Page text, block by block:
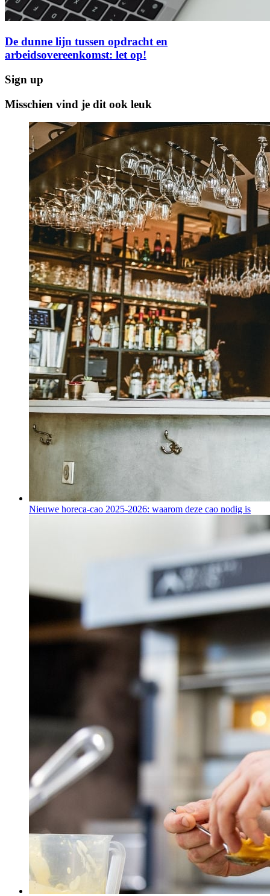
De dunne lijn tussen opdracht en
arbeidsovereenkomst: let op!
Sign up
Misschien vind je dit ook leuk
Nieuwe horeca-cao 2025-2026: waarom deze cao nodig is